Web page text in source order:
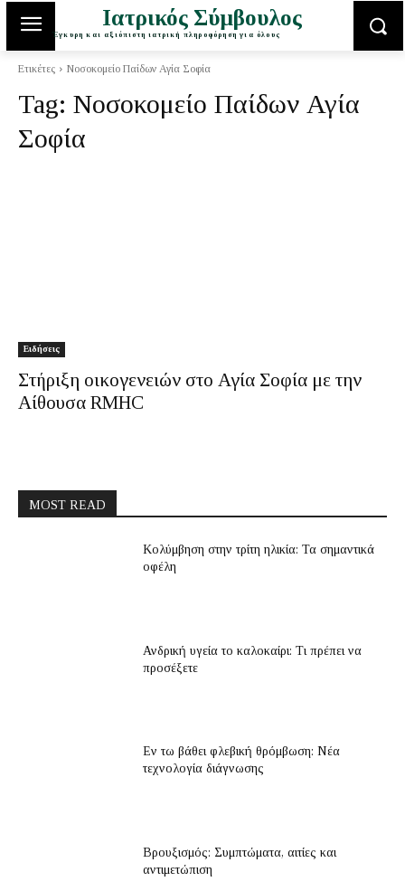
Ιατρικός Σύμβουλος
Έγκυρη και αξιόπιστη ιατρική πληροφόρηση για όλους
Ετικέτες Νοσοκομείο Παίδων Αγία Σοφία
Tag: Νοσοκομείο Παίδων Αγία
Σοφία
Ειδήσεις
Στήριξη οικογενειών στο Αγία Σοφία με την
Αίθουσα RMHC
MOST READ
Κολύμβηση στην τρίτη ηλικία: Τα σημαντικά
οφέλη
Ανδρική υγεία το καλοκαίρι: Τι πρέπει να
προσέξετε
Εν τω βάθει φλεβική θρόμβωση: Νέα
τεχνολογία διάγνωσης
Βρουξισμός: Συμπτώματα, αιτίες και
αντιμετώπιση